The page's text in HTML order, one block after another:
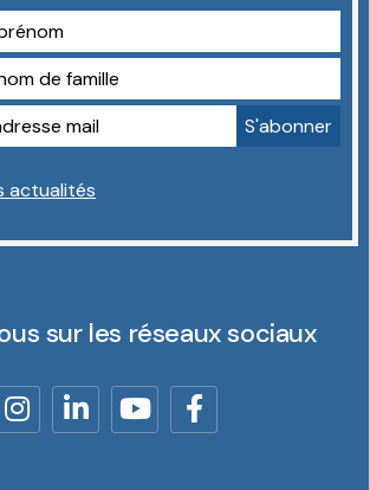
actualités
sur les réseaux sociaux